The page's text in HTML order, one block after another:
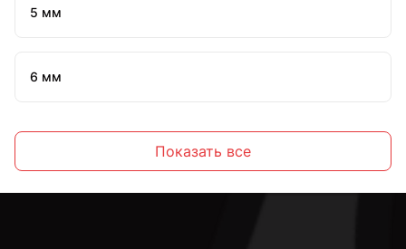
5 мм
6 мм
Показать все